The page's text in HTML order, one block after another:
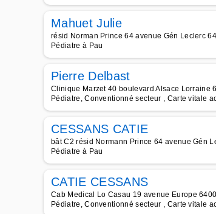
Mahuet Julie
résid Norman Prince 64 avenue Gén Leclerc
Pédiatre à Pau
Pierre Delbast
Clinique Marzet 40 boulevard Alsace Lorraine
Pédiatre, Conventionné secteur , Carte vitale
CESSANS CATIE
bât C2 résid Normann Prince 64 avenue Gén
Pédiatre à Pau
CATIE CESSANS
Cab Medical Lo Casau 19 avenue Europe
Pédiatre, Conventionné secteur , Carte vitale